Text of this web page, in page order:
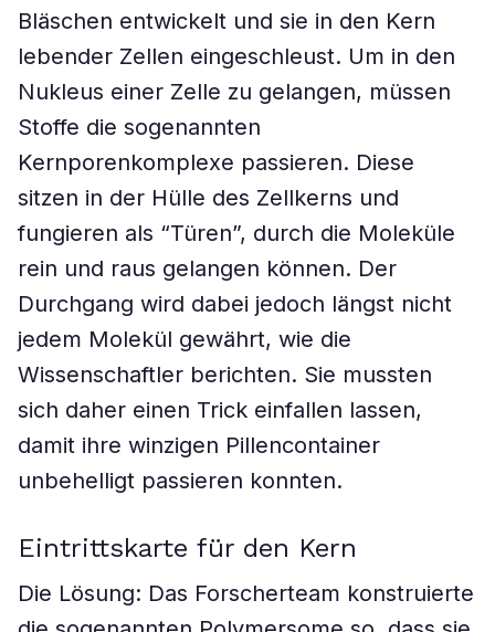
Bläschen entwickelt und sie in den Kern
lebender Zellen eingeschleust. Um in den
Nukleus einer Zelle zu gelangen, müssen
Stoffe die sogenannten
Kernporenkomplexe passieren. Diese
sitzen in der Hülle des Zellkerns und
fungieren als “Türen”, durch die Moleküle
rein und raus gelangen können. Der
Durchgang wird dabei jedoch längst nicht
jedem Molekül gewährt, wie die
Wissenschaftler berichten. Sie mussten
sich daher einen Trick einfallen lassen,
damit ihre winzigen Pillencontainer
unbehelligt passieren konnten.
Eintrittskarte für den Kern
Die Lösung: Das Forscherteam konstruierte